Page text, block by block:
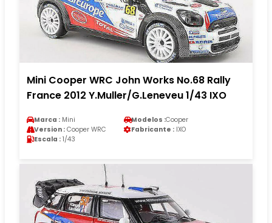
Mini Cooper WRC John Works No.68 Rally
France 2012 Y.Muller/G.Leneveu 1/43 IXO
Marca : Mini Modelos :Cooper
Version : Cooper WRC Fabricante : IXO
Escala : 1/43